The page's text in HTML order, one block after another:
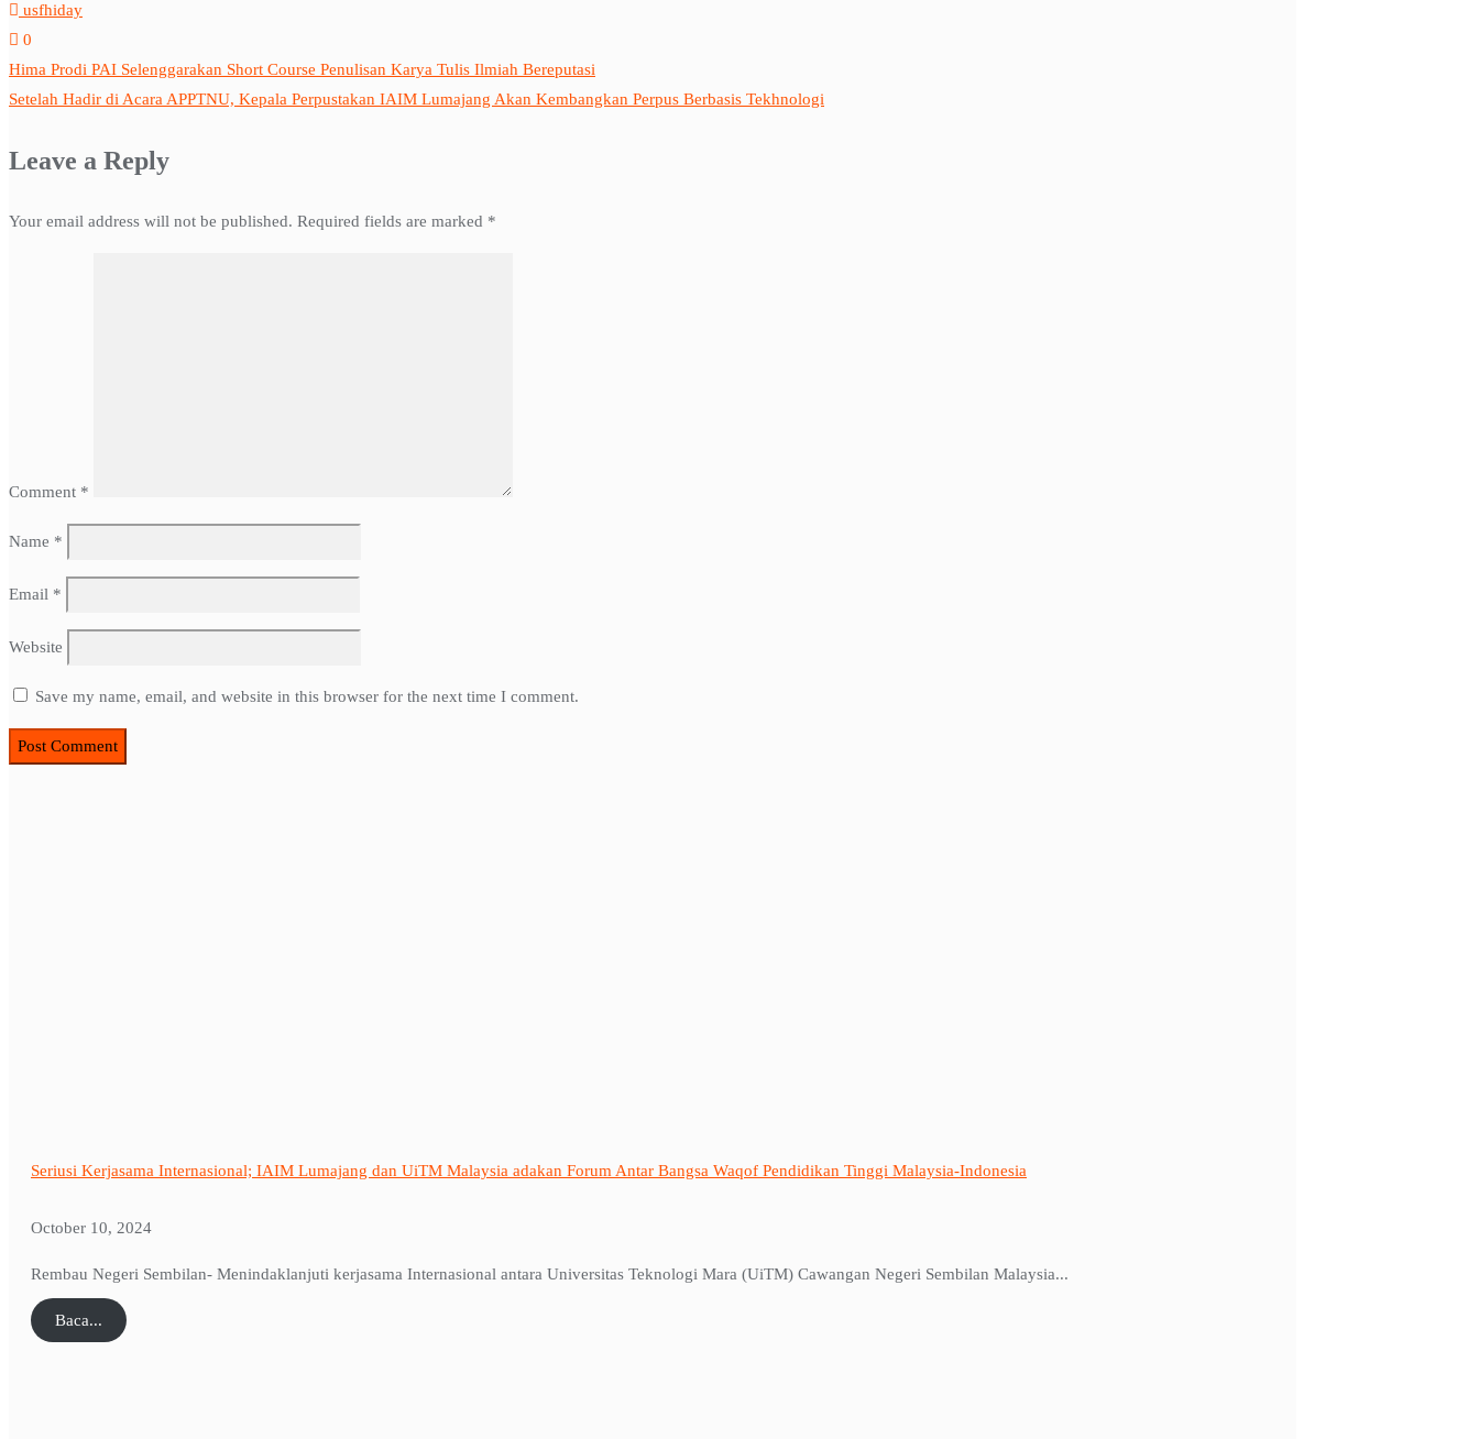
usfhiday
0
Hima Prodi PAI Selenggarakan Short Course Penulisan Karya Tulis Ilmiah Bereputasi
Setelah Hadir di Acara APPTNU, Kepala Perpustakan IAIM Lumajang Akan Kembangkan Perpus Berbasis Tekhnologi
Leave a Reply
Your email address will not be published. Required fields are marked *
Comment *
Name *
Email *
Website
Save my name, email, and website in this browser for the next time I comment.
Seriusi Kerjasama Internasional; IAIM Lumajang dan UiTM Malaysia adakan Forum Antar Bangsa Waqof Pendidikan Tinggi Malaysia-Indonesia
October 10, 2024
Rembau Negeri Sembilan- Menindaklanjuti kerjasama Internasional antara Universitas Teknologi Mara (UiTM) Cawangan Negeri Sembilan Malaysia...
Baca...